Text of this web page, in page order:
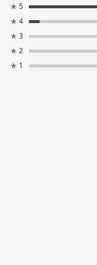
★ 5
★ 4
★ 3
★ 2
★ 1